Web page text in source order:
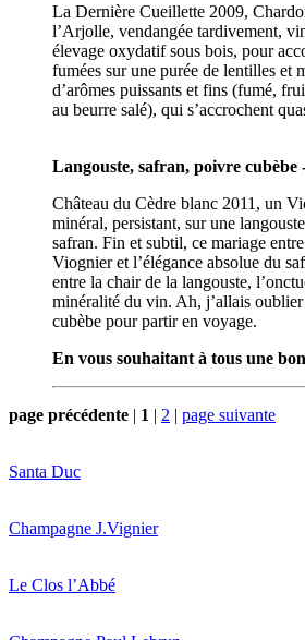
La Dernière Cueillette 2009,
l’Arjolle, vendangée tardivement,
élevage oxydatif sous bois, pour
fumées sur une purée de lentilles et
d’arômes puissants et fins (fumé,
au beurre salé), qui s’accrochent
Langouste, safran, poivre
Château du Cèdre blanc 2011, un
minéral, persistant, sur une
safran. Fin et subtil, ce mariage
Viognier et l’élégance absolue du
entre la chair de la langouste,
minéralité du vin. Ah, j’allais
cubèbe pour partir en voyage.
En vous souhaitant à tous une
page précédente | 1 | 2 | page suivante
Santa Duc
Champagne J.Vignier
Le Clos l’Abbé